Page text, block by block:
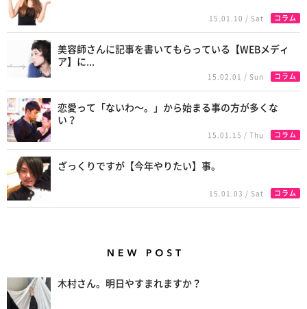
15.01.10 / Sat コラム
美容師さんに記事を書いてもらっている【WEBメディ
ア】に...
15.02.01 / Sun コラム
恋愛って「ないわ〜。」から始まる事の方が多くな
い？
15.01.15 / Thu コラム
ざっくりですが【今年やりたい】事。
15.01.03 / Sat コラム
木村さん。明日やすまれますか？